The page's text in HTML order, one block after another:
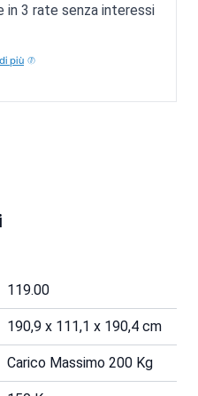
in 3 rate senza interessi
più
119.00
190,9 x 111,1 x 190,4 cm
Carico Massimo 200 Kg